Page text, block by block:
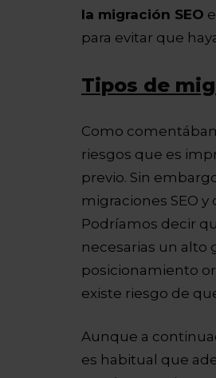
la migración SEO
para evitar que
Tipos de
Como
riesgos que es
previo. Sin
migraciones SEO
Podríamos decir
necesarias un alto
posicionamiento
existe riesgo de
Aunque a
es habitual que